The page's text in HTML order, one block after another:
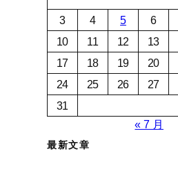
3
4 5 6
10
11 12 13
17
18 19 20
24
25 26 27
31
« 7 月
最新文章